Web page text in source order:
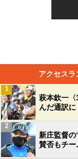
アクセスラ
萩本欽一
んだ通訳に
1
新庄監督
賛否もチ
2